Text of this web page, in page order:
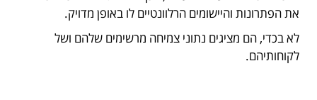
את הפתרונות והיישומים הרלוונטיים לו באופן מדויק.
לא בכדי, הם מציגים נתוני צמיחה מרשימים שלהם ושל
לקוחותיהם.